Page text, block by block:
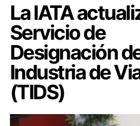
La IATA
Servicio de
Designación
Industria de
(TIDS)